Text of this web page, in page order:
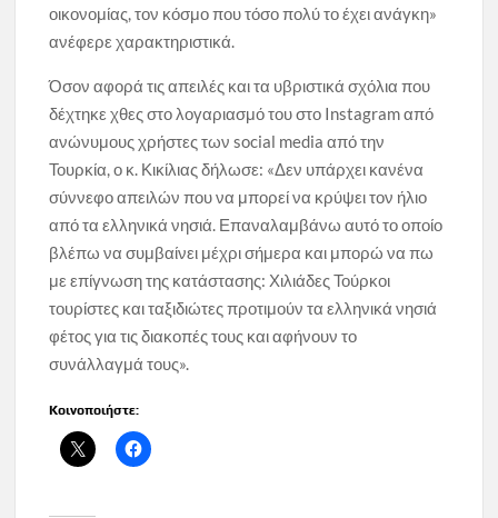
οικονομίας, τον κόσμο που τόσο πολύ το έχει ανάγκη»
ανέφερε χαρακτηριστικά.
Όσον αφορά τις απειλές και τα υβριστικά σχόλια που
δέχτηκε χθες στο λογαριασμό του στο Instagram από
ανώνυμους χρήστες των social media από την
Τουρκία, ο κ. Κικίλιας δήλωσε: «Δεν υπάρχει κανένα
σύννεφο απειλών που να μπορεί να κρύψει τον ήλιο
από τα ελληνικά νησιά. Επαναλαμβάνω αυτό το οποίο
βλέπω να συμβαίνει μέχρι σήμερα και μπορώ να πω
με επίγνωση της κατάστασης: Χιλιάδες Τούρκοι
τουρίστες και ταξιδιώτες προτιμούν τα ελληνικά νησιά
φέτος για τις διακοπές τους και αφήνουν το
συνάλλαγμά τους».
Κοινοποιήστε: